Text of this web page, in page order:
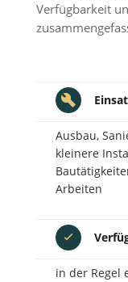
Verfügbarkeit
Ausbau,
kleinere
Arbeiten
in der Regel